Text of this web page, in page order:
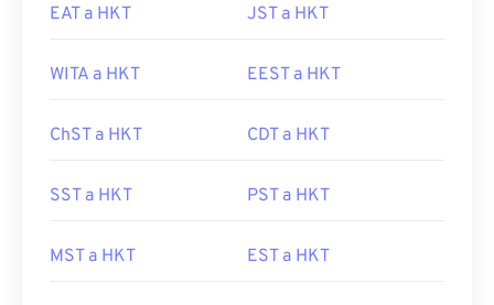
EAT a HKT JST a HKT
WITA a HKT EEST a HKT
ChST a HKT CDT a HKT
SST a HKT PST a HKT
MST a HKT EST a HKT